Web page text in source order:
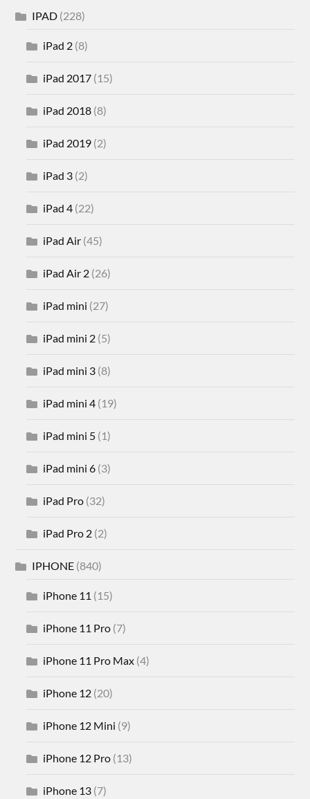
IPAD (228)
iPad 2 (8)
iPad 2017 (15)
iPad 2018 (8)
iPad 2019 (2)
iPad 3 (2)
iPad 4 (22)
iPad Air (45)
iPad Air 2 (26)
iPad mini (27)
iPad mini 2 (5)
iPad mini 3 (8)
iPad mini 4 (19)
iPad mini 5 (1)
iPad mini 6 (3)
iPad Pro (32)
iPad Pro 2 (2)
IPHONE (840)
iPhone 11 (15)
iPhone 11 Pro (7)
iPhone 11 Pro Max (4)
iPhone 12 (20)
iPhone 12 Mini (9)
iPhone 12 Pro (13)
iPhone 13 (7)